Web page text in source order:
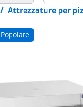
/ Attrezzature per
Popolare